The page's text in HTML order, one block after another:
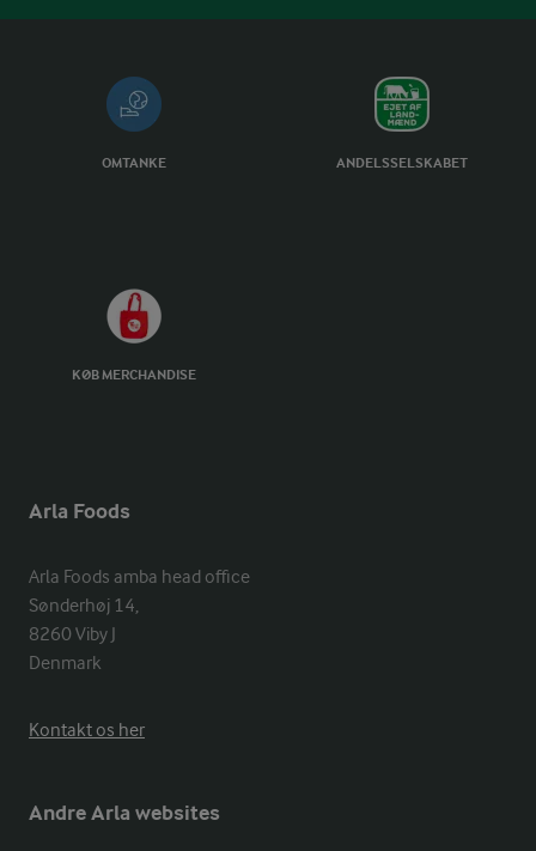
OMTANKE ANDELSSELSKABET
KØB MERCHANDISE
Arla Foods
Arla Foods amba head office
Sønderhøj 14,
8260 Viby J
Denmark
Kontakt os her
Andre Arla websites